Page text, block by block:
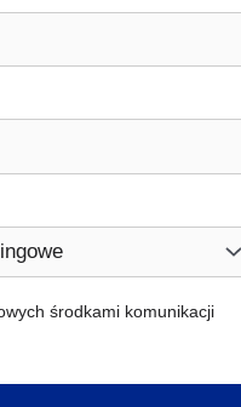
środkami komunikacji